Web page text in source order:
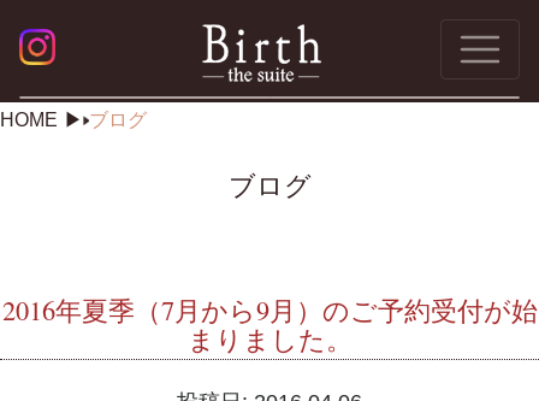
HOME ブログ
ブログ
2016年夏季（7月から9月）のご予約受付が始
まりました。